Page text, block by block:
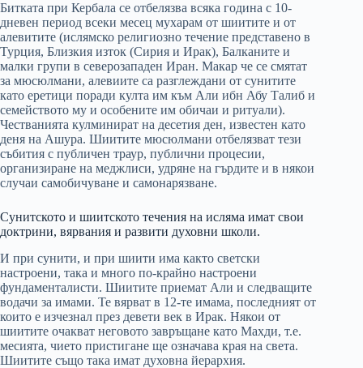
Битката при Кербала се отбелязва всяка година с 10-
дневен период всеки месец мухарам от шиитите и от
алевитите (ислямско религиозно течение представено в
Турция, Близкия изток (Сирия и Ирак), Балканите и
малки групи в северозападен Иран. Макар че се смятат
за мюсюлмани, алевиите са разглеждани от сунитите
като еретици поради култа им към Али ибн Абу Талиб и
семейството му и особените им обичаи и ритуали).
Честванията кулминират на десетия ден, известен като
деня на Ашура. Шиитите мюсюлмани отбелязват тези
събития с публичен траур, публични процесии,
организиране на меджлиси, удряне на гърдите и в някои
случаи самобичуване и самонарязване.
Сунитското и шиитското течения на исляма имат свои
доктрини, вярвания и развити духовни школи.
И при сунити, и при шиити има както светски
настроени, така и много по-крайно настроени
фундаменталисти. Шиитите приемат Али и следващите
водачи за имами. Те вярват в 12-те имама, последният от
които е изчезнал през девети век в Ирак. Някои от
шиитите очакват неговото завръщане като Махди, т.е.
месията, чието пристигане ще означава края на света.
Шиитите също така имат духовна йерархия.